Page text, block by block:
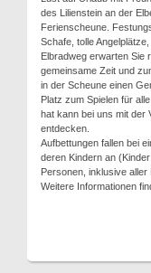
des Lilienstein an der
Ferienscheune.
Schafe, tolle
Elbradweg erwarten Sie
gemeinsame Zeit und
in der Scheune einen
Platz zum Spielen für
hat kann bei uns mit der
entdecken.
Aufbettungen fallen bei
deren Kindern an
Personen, inklusive aller
Weitere Informationen